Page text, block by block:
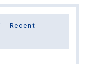
Recent